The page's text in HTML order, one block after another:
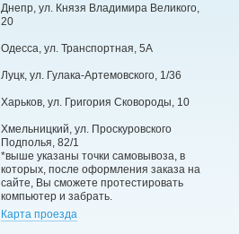
Днепр, ул. Князя Владимира Великого,
20
Одесса, ул. Транспортная, 5А
Луцк, ул. Гулака-Артемовского, 1/36
Харьков, ул. Григория Сковороды, 10
Хмельницкий, ул. Проскуровского
Подполья, 82/1
*выше указаны точки самовывоза, в
которых, после оформления заказа на
сайте, Вы сможете протестировать
компьютер и забрать.
Карта проезда